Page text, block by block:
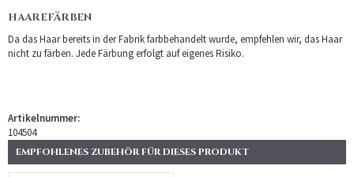
HAAREFÄRBEN
Da das Haar bereits in der Fabrik farbbehandelt wurde, empfehlen wir, das Haar
nicht zu färben. Jede Färbung erfolgt auf eigenes Risiko.
Artikelnummer:
104504
EMPFOHLENES ZUBEHÖR FÜR DIESES PRODUKT